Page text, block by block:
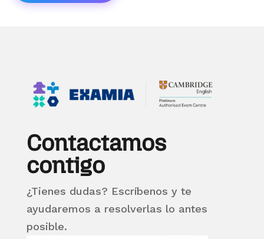
Contactamos
contigo
¿Tienes dudas? Escríbenos y te
ayudaremos a resolverlas lo antes
posible.